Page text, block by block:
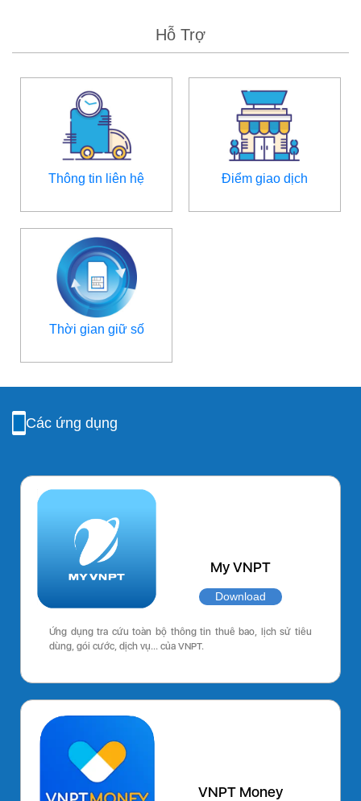
Hỗ Trợ
Thông tin liên hệ Điểm giao dịch
Thời gian giữ số
Các ứng dụng
My VNPT
Download
Ứng dụng tra cứu toàn bộ thông tin thuê bao, lịch sử tiêu
dùng, gói cước, dịch vụ… của VNPT.
VNPT Money